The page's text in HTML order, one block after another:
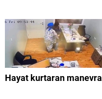
Hayat kurtaran manevra